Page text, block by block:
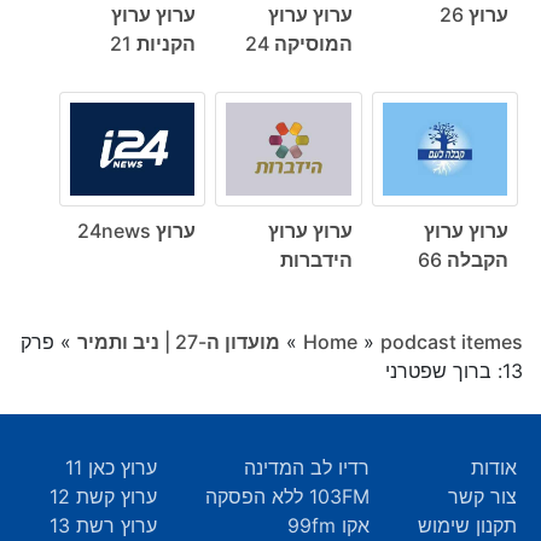
ערוץ 26
ערוץ ערוץ
המוסיקה 24
ערוץ ערוץ
הקניות 21
ערוץ ערוץ
הקבלה 66
ערוץ ערוץ
הידברות
ערוץ 24news
Home » podcast itemes
» מועדון ה-27 | ניב ותמיר » פרק
13: ברוך שפטרני
אודות
צור קשר
תקנון שימוש
רדיו לב המדינה
103FM ללא הפסקה
אקו 99fm
ערוץ כאן 11
ערוץ קשת 12
ערוץ רשת 13